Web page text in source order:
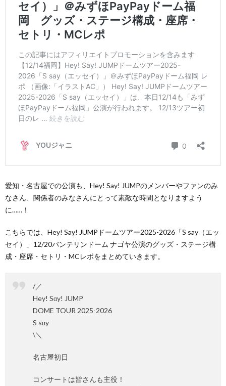
愛知・名古屋での公演も、Hey! Say! JUMPのメンバーやファンのみ
なさん、関係者のみなさんにとって素敵な時間となりますよう
に……！
こちらでは、Hey! Say! JUMPドームツアー2025-2026「S say（エッ
セイ）」12/20バンテリンドーム ナゴヤ公演のグッズ・ステージ構
成・座席・セトリ・MCレポをまとめていきます。
/／
Hey! Sɑy! JUMP
DOME TOUR 2025-2026
S sɑy
\＼
名古屋初日
コンサートは皆さんも主役！